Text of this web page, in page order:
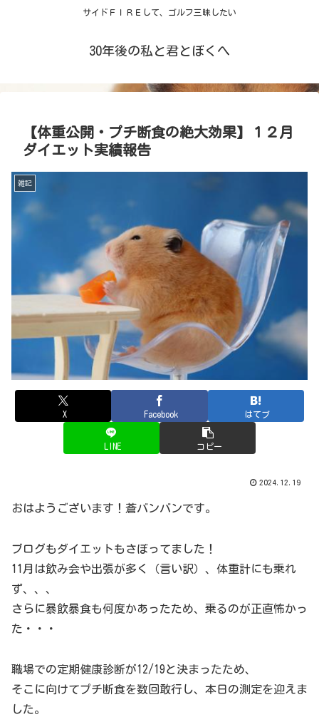
サイドＦＩＲＥして、ゴルフ三昧したい
30年後の私と君とぼくへ
【体重公開・プチ断食の絶大効果】１２月
ダイエット実績報告
雑記
X Facebook はてブ
LINE コピー
2024.12.19
おはようございます！蒼バンバンです。
ブログもダイエットもさぼってました！
11月は飲み会や出張が多く（言い訳）、体重計にも乗れ
ず、、、
さらに暴飲暴食も何度かあったため、乗るのが正直怖かっ
た・・・
職場での定期健康診断が12/19と決まったため、
そこに向けてプチ断食を数回敢行し、本日の測定を迎えま
した。